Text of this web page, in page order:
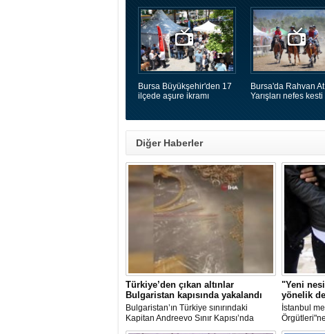
Bursa Büyükşehir'den 17
ilçede aşure ikramı
Bursa'da Rahvan At
Yarışları nefes kesti
Diğer Haberler
Türkiye’den çıkan altınlar
Bulgaristan kapısında yakalandı
Bulgaristan’ın Türkiye sınırındaki
Kapitan Andreevo Sınır Kapısı’nda
gerçekleştirilen...
"Yeni
yönelik
İstanbul